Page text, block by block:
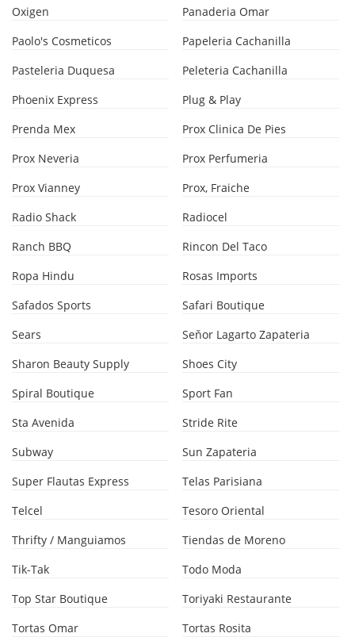
Oxigen
Panaderia Omar
Paolo's Cosmeticos
Papeleria Cachanilla
Pasteleria Duquesa
Peleteria Cachanilla
Phoenix Express
Plug & Play
Prenda Mex
Prox Clinica De Pies
Prox Neveria
Prox Perfumeria
Prox Vianney
Prox, Fraiche
Radio Shack
Radiocel
Ranch BBQ
Rincon Del Taco
Ropa Hindu
Rosas Imports
Safados Sports
Safari Boutique
Sears
Seňor Lagarto Zapateria
Sharon Beauty Supply
Shoes City
Spiral Boutique
Sport Fan
Sta Avenida
Stride Rite
Subway
Sun Zapateria
Super Flautas Express
Telas Parisiana
Telcel
Tesoro Oriental
Thrifty / Manguiamos
Tiendas de Moreno
Tik-Tak
Todo Moda
Top Star Boutique
Toriyaki Restaurante
Tortas Omar
Tortas Rosita